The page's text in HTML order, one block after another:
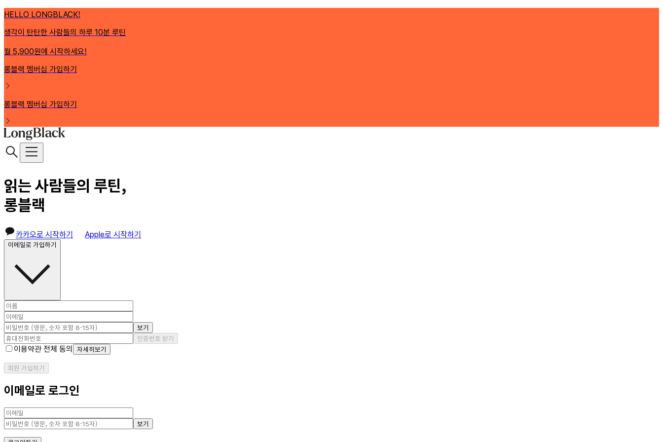
HELLO LONGBLACK!
생각이 탄탄한 사람들의 하루 10분 루틴
월 5,900원에 시작하세요!
롱블랙 멤버십 가입하기
롱블랙 멤버십 가입하기
읽는 사람들의 루틴,
롱블랙
카카오로 시작하기 Apple로 시작하기
이메일로 가입하기
보기
인증번호 받기
이용약관 전체 동의 자세히보기
회원 가입하기
이메일로 로그인
보기